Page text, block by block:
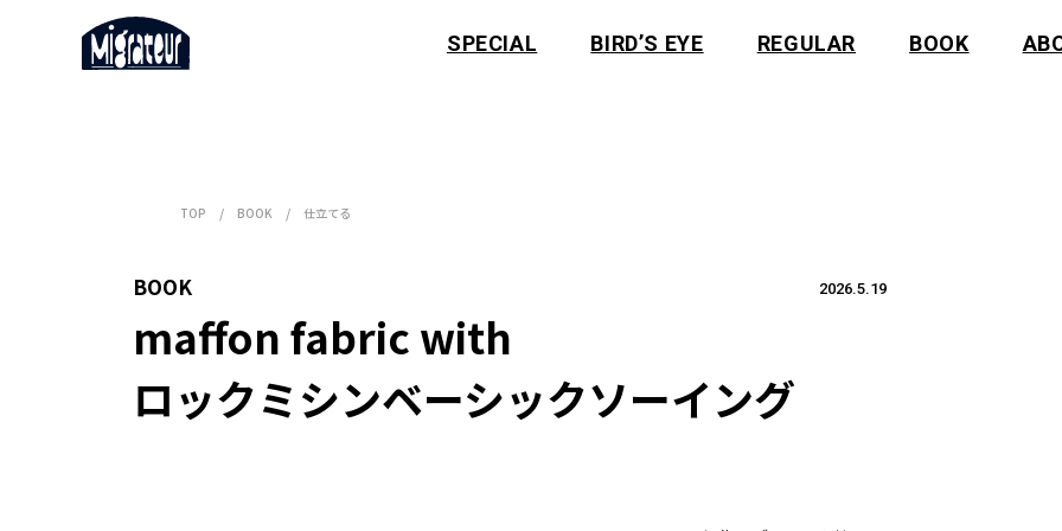
SPECIAL BIRD’S EYE REGULAR BOOK
TOP BOOK 仕立てる
BOOK 2026.5.19
maffon fabric with
ロックミシンベーシックソーイング